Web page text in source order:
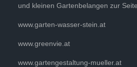
und kleinen Gartenbelangen zur
www.garten-wasser-stein.at
www.greenvie.at
www.gartengestaltung-mueller.at